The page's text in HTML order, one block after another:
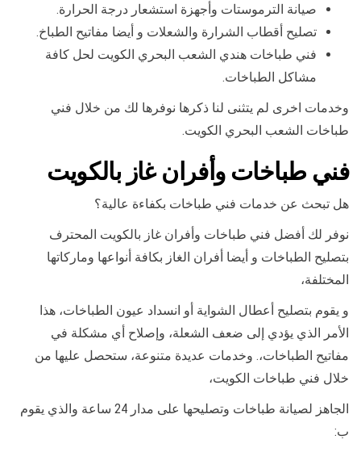
صيانة الترموستات وأجهزة استشعار درجة الحرارة.
تصليح أقطاب الشرارة والشعلات و أيضا مفاتيح الطباخ.
فني طباخات هندي الشعب البحري الكويت لحل كافة
مشاكل الطباخات.
وخدمات اخرى لم يتثنى لنا ذكرها نوفرها لك من خلال فني
طباخات الشعب البحري الكويت.
فني طباخات وأفران غاز بالكويت
هل تبحث عن خدمات فني طباخات بكفاءة عالية؟
نوفر لك أفضل فني طباخات وأفران غاز بالكويت المحترف
بتصليح الطباخات و أيضا أفران الغاز بكافة أنواعها وماركاتها
المختلفة،
و يقوم بتصليح أعطال الشواية أو انسداد عيون الطباخات، هذا
الأمر الذي يؤدي إلى ضعف الشعلة، وإصلاح أي مشكلة في
مفاتيح الطباخات،. وخدمات عديدة متنوعة، ستحصل عليها من
خلال فني طباخات الكويت،
الجاهز لصيانة طباخات وتصليحها على مدار 24 ساعة والذي يقوم
ب: